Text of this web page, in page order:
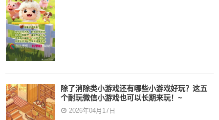
除了消除类小游戏还有哪些小游戏好玩？这五
个耐玩微信小游戏也可以长期来玩！~
2026年04月17日